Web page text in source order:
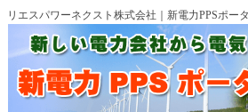
リエスパワーネクスト株式会社｜新電力PPSポー